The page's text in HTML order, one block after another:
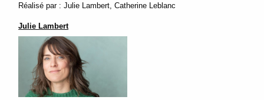
Réalisé par : Julie Lambert, Catherine Leblanc
Julie Lambert